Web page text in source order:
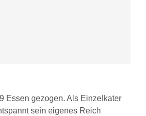
Essen gezogen. Als Einzelkater
sein eigenes Reich